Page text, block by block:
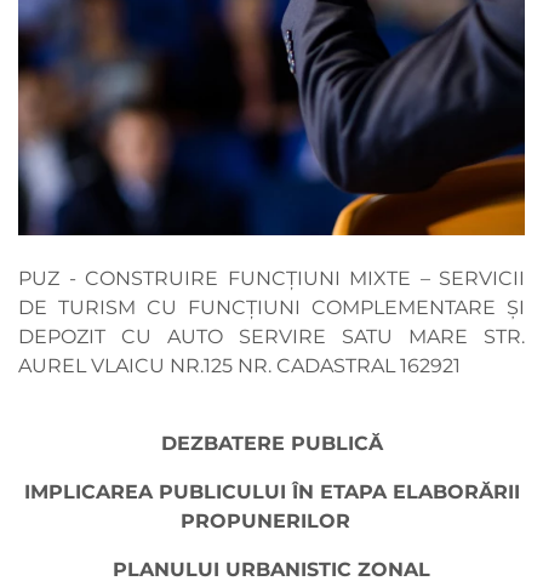
PUZ - CONSTRUIRE FUNCȚIUNI MIXTE – SERVICII
DE TURISM CU FUNCȚIUNI COMPLEMENTARE ȘI
DEPOZIT CU AUTO SERVIRE SATU MARE STR.
AUREL VLAICU NR.125 NR. CADASTRAL 162921
DEZBATERE PUBLICĂ
IMPLICAREA PUBLICULUI ÎN ETAPA ELABORĂRII
PROPUNERILOR
PLANULUI URBANISTIC ZONAL